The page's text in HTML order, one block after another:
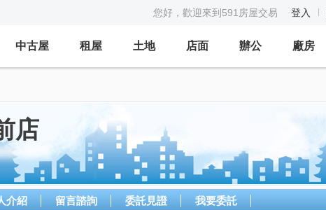
您好，歡迎來到591房屋交易 登入
中古屋 租屋 土地 店面 辦公 廠房
店
介紹 留言諮詢 委託見證 我要委託